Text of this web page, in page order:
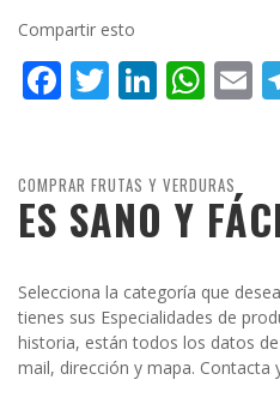
Compartir esto
Facebook
Twitter
COMPRAR FRUTAS Y VERDURAS
ES SANO Y
Selecciona la categoría que
tienes sus Especialidades de
historia, están todos los datos
mail, dirección y mapa. Contacta